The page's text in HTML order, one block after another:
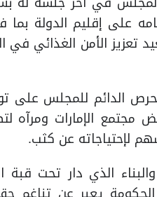
على إقليم الدولة بما
الأمن الغذائي في
الدائم للمجلس على
الإمارات ومرآه
لإحتياجاته عن كثب.
والبناء الذي دار تحت